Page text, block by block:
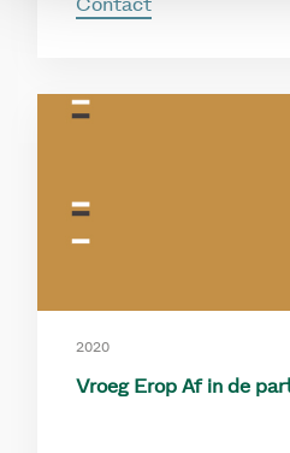
Contact
2020
Vroeg Erop Af in de